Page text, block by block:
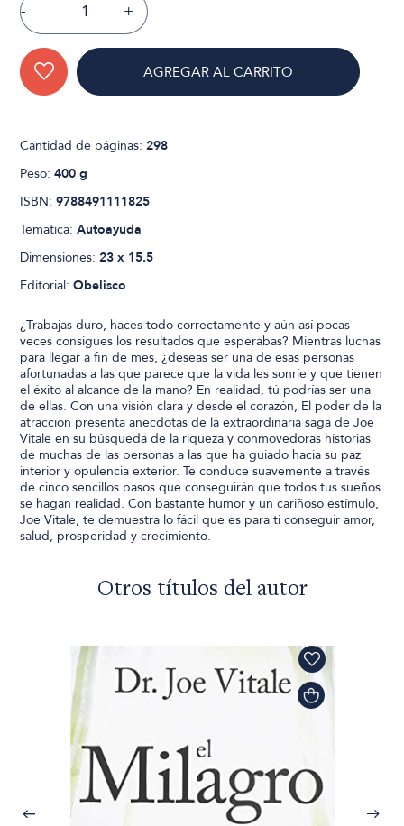
- +
AGREGAR AL CARRITO
Cantidad de páginas:298
Peso:400 g
ISBN:9788491111825
Temática:Autoayuda
Dimensiones:23 x 15.5
Editorial:Obelisco
¿Trabajas duro, haces todo correctamente y aún así pocas
veces consigues los resultados que esperabas? Mientras luchas
para llegar a fin de mes, ¿deseas ser una de esas personas
afortunadas a las que parece que la vida les sonríe y que tienen
el éxito al alcance de la mano? En realidad, tú podrías ser una
de ellas. Con una visión clara y desde el corazón, El poder de la
atracción presenta anécdotas de la extraordinaria saga de Joe
Vitale en su búsqueda de la riqueza y conmovedoras historias
de muchas de las personas a las que ha guiado hacia su paz
interior y opulencia exterior. Te conduce suavemente a través
de cinco sencillos pasos que conseguirán que todos tus sueños
se hagan realidad. Con bastante humor y un cariñoso estímulo,
Joe Vitale, te demuestra lo fácil que es para ti conseguir amor,
salud, prosperidad y crecimiento.
Otros títulos del autor